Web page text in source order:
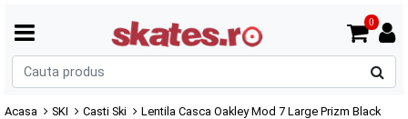
0
Acasa SKI Casti Ski
Lentila Casca Oakley Mod 7 Large Prizm Black